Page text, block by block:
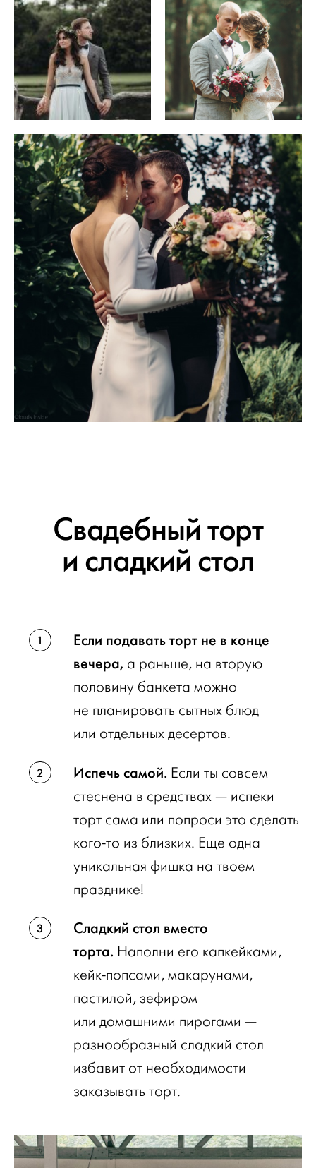
Свадебный торт
и сладкий стол
Если подавать торт не в конце
вечера, а раньше, на вторую
половину банкета можно
не планировать сытных блюд
или отдельных десертов.
Испечь самой. Если ты совсем
стеснена в средствах — испеки
торт сама или попроси это сделать
кого-то из близких. Еще одна
уникальная фишка на твоем
празднике!
Сладкий стол вместо
торта. Наполни его капкейками,
кейк-попсами, макарунами,
пастилой, зефиром
или домашними пирогами —
разнообразный сладкий стол
избавит от необходимости
заказывать торт.